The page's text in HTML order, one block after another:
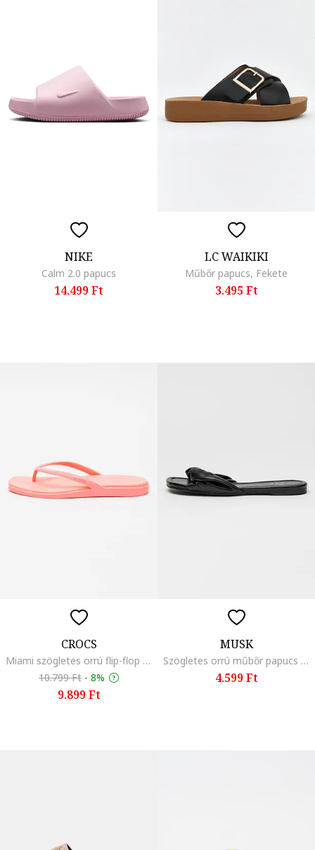
NIKE
Calm 2.0 papucs
14.499 Ft
LC WAIKIKI
Műbőr papucs, Fekete
3.495 Ft
CROCS
Miami szögletes orrú flip-flop papucs, Rózsaszín
10.799 Ft - 8%
9.899 Ft
MUSK
Szögletes orrú műbőr papucs csavart dizájnnal, Fekete
4.599 Ft